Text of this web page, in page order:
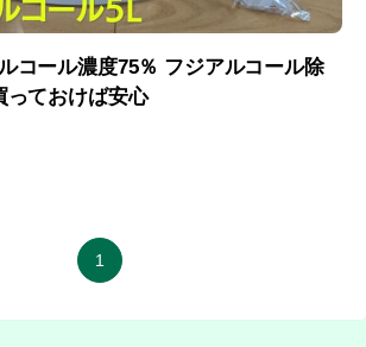
コール濃度75％ フジアルコール除
っておけば安心
1